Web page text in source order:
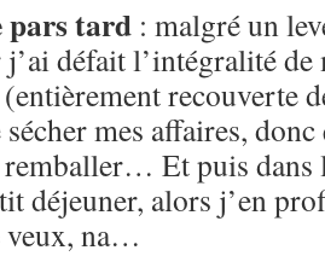
pars tard : malgré un
défait l’intégralité de
recouverte
mes affaires,
Et puis dans
déjeuner, alors j’en
veux, na…